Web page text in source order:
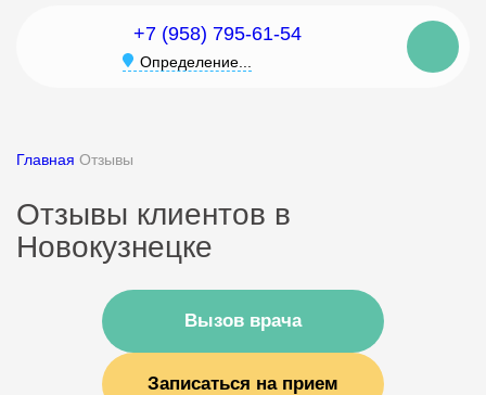
+7 (958) 795-61-54
Определение...
Главная Отзывы
Отзывы клиентов в
Новокузнецке
Вызов врача
Записаться на прием